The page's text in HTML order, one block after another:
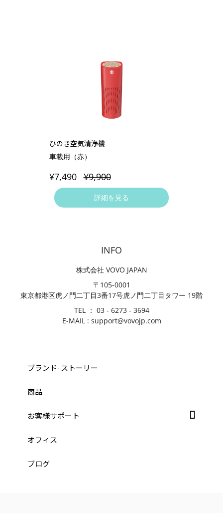
ひのき空気清浄機
車載用（赤）
¥7,490 ¥9,900
詳細を見る
INFO
株式会社 VOVO JAPAN
〒105-0001
東京都港区虎ノ門二丁目3番17号虎ノ門二丁目タワー 19階
TEL ： 03 - 6273 - 3694
E-MAIL : support@vovojp.com
ブランド·ストーリー
商品
お客様サポート
オフィス
ブログ